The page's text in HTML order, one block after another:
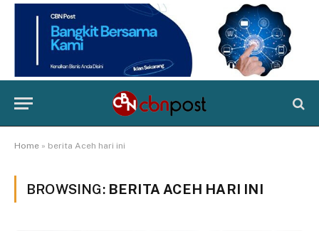
Home » berita Aceh hari ini
BROWSING: BERITA ACEH HARI INI